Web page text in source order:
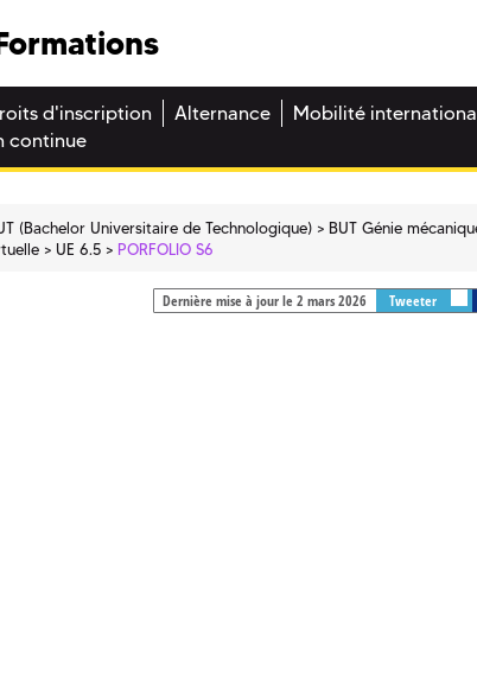
d'inscription Alternance Mobilité
continue
(Bachelor Universitaire de Technologique)
BUT Génie
UE 6.5 PORFOLIO S6
Dernière mise à jour le 2 mars 2026 Tweeter